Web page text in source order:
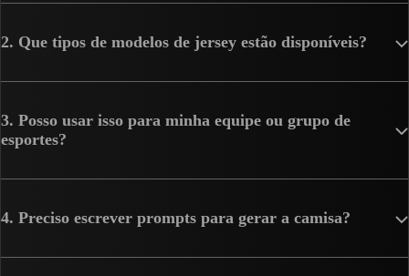
2. Que tipos de modelos de jersey estão disponíveis?
3. Posso usar isso para minha equipe ou grupo de
esportes?
4. Preciso escrever prompts para gerar a camisa?